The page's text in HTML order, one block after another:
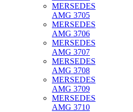
MERSEDES
AMG 3705
MERSEDES
AMG 3706
MERSEDES
AMG 3707
MERSEDES
AMG 3708
MERSEDES
AMG 3709
MERSEDES
AMG 3710